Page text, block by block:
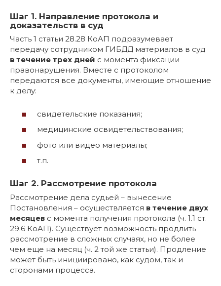
Шаг 1. Направление протокола и
доказательств в суд
Часть 1 статьи 28.28 КоАП подразумевает
передачу сотрудником ГИБДД материалов в суд
в течение трех дней с момента фиксации
правонарушения. Вместе с протоколом
передаются все документы, имеющие отношение
к делу:
свидетельские показания;
медицинские освидетельствования;
фото или видео материалы;
т.п.
Шаг 2. Рассмотрение протокола
Рассмотрение дела судьей – вынесение
Постановления – осуществляется в течение двух
месяцев с момента получения протокола (ч. 1.1 ст.
29.6 КоАП). Существует возможность продлить
рассмотрение в сложных случаях, но не более
чем еще на месяц (ч. 2 той же статьи). Продление
может быть инициировано, как судом, так и
сторонами процесса.